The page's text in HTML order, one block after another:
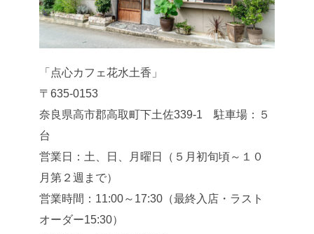
「点心カフェ花水土香」
〒635-0153
奈良県高市郡高取町下土佐339-1 駐車場：５
台
営業日：土、日、月曜日（５月初旬頃～１０
月第２週まで）
営業時間：11:00～17:30（最終入店・ラスト
オーダー15:30）